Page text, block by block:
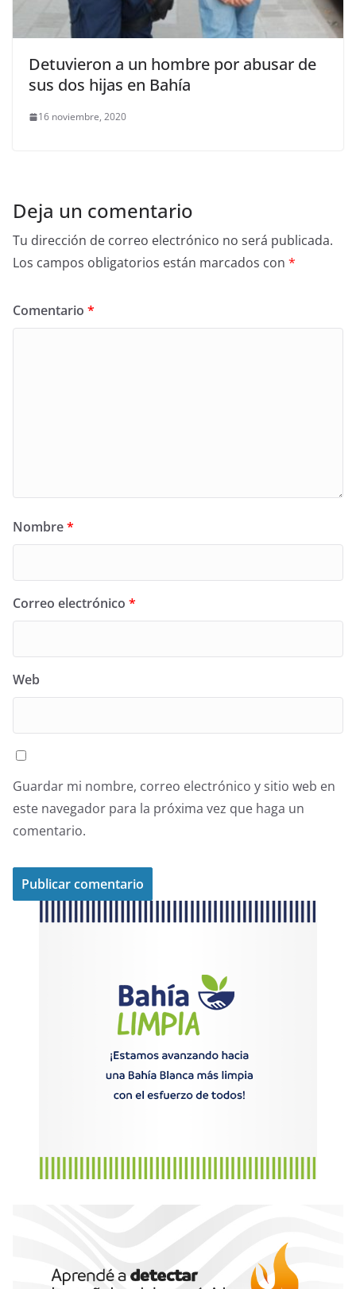
Detuvieron a un hombre por abusar de
sus dos hijas en Bahía
16 noviembre, 2020
Deja un comentario
Tu dirección de correo electrónico no será publicada.
Los campos obligatorios están marcados con *
Comentario *
Nombre*
Correo electrónico *
Web
Guardar mi nombre, correo electrónico y sitio web en
este navegador para la próxima vez que haga un
comentario.